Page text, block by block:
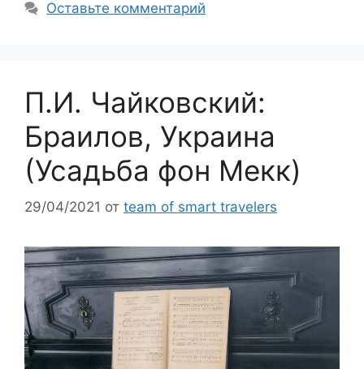
Оставьте комментарий
П.И. Чайковский:
Браилов, Украина
(Усадьба фон Мекк)
29/04/2021 от team of smart travelers